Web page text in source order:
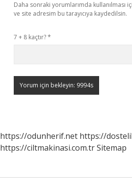
Daha sonraki yorumlarımda kullanılması
ve site adresim bu tarayıcıya kaydedilsin.
7 + 8 kaçtır?*
https://odunherif.net https://
https://ciltmakinasi.com.trSitemap